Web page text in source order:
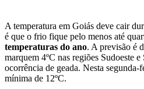
A temperatura em Goiás deve cair
é que o frio fique pelo menos até
temperaturas do ano. A previsão é
marquem 4ºC nas regiões Sudoeste
ocorrência de geada. Nesta
mínima de 12ºC.